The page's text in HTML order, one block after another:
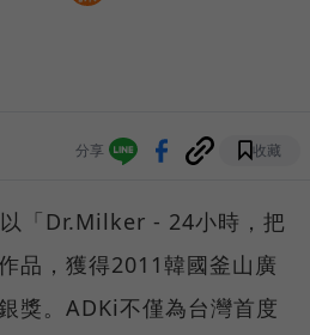
分享 收藏
「Dr.Milker - 24小時，把
品，獲得2011韓國釜山廣
獎。ADKi不僅為台灣首度